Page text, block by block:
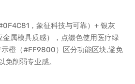
，象征科技与可靠）+ 银灰
金属模具质感），点缀色使用医疗绿
示橙（#FF9800）区分功能区块,避免
免削弱专业感。